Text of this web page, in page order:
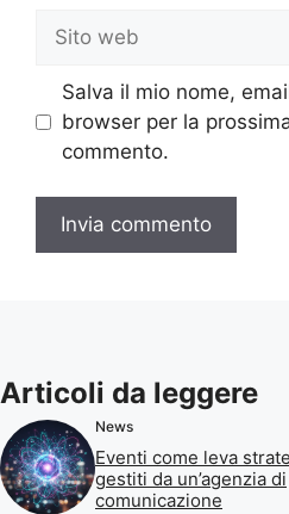
web
Salva il mio nome,
browser per la
commento.
Articoli da leggere
News
Eventi come leva
gestiti da un’agenzia di
comunicazione